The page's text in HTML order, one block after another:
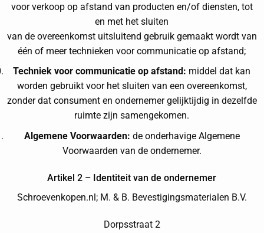
voor verkoop op afstand van producten en/of diensten, tot
en met het sluiten
van de overeenkomst uitsluitend gebruik gemaakt wordt van
één of meer technieken voor communicatie op afstand;
Techniek voor communicatie op afstand: middel dat kan
worden gebruikt voor het sluiten van een overeenkomst,
zonder dat consument en ondernemer gelijktijdig in dezelfde
ruimte zijn samengekomen.
Algemene Voorwaarden: de onderhavige Algemene
Voorwaarden van de ondernemer.
Artikel 2 – Identiteit van de ondernemer
Schroevenkopen.nl; M. & B. Bevestigingsmaterialen B.V.
Dorpsstraat 2